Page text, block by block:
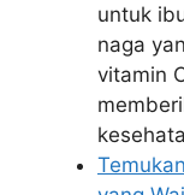
untuk
naga
vitamin